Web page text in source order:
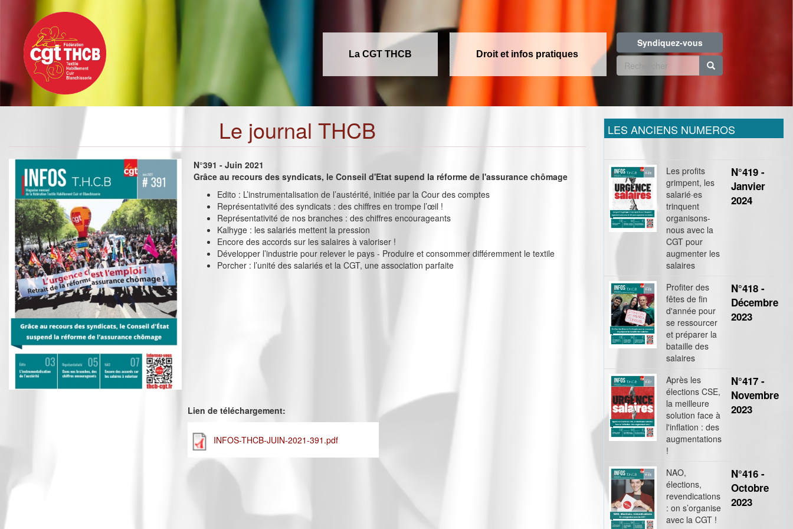
contenu
principal
La CGT THCB Droit et infos pratiques
Syndiquez-vous
Formulaire
recherche
Le journal THCB
N°391 - Juin 2021
Grâce au recours des syndicats, le Conseil d'Etat supend la réforme de l'assurance chômage
Edito : L’instrumentalisation de l’austérité, initiée par la Cour des comptes
Représentativité des syndicats : des chiffres en trompe l’œil !
Représentativité de nos branches : des chiffres encourageants
Kalhyge : les salariés mettent la pression
Encore des accords sur les salaires à valoriser !
Développer l’industrie pour relever le pays - Produire et consommer différemment le textile
Porcher : l’unité des salariés et la CGT, une association parfaite
Lien de téléchargement:
INFOS-THCB-JUIN-2021-391.pdf
LES ANCIENS NUMEROS
Les profits
grimpent, les
salarié·es
trinquent
organisons-
nous avec la
CGT pour
augmenter les
salaires
N°419 -
Janvier
2024
Profiter des
fêtes de fin
d'année pour
se ressourcer
et préparer la
bataille des
salaires
N°418 -
Décembre
2023
Après les
élections CSE,
la meilleure
solution face à
l'inflation : des
augmentations
!
N°417 -
Novembre
2023
NAO,
élections,
revendications
: on s’organise
avec la CGT !
N°416 -
Octobre
2023